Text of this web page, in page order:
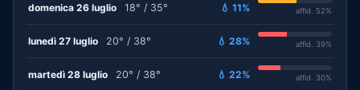
domenica 26 luglio 18° / 35° 💧 11% affid. 52%
lunedì 27 luglio 20° / 38° 💧 28% affid. 39%
martedì 28 luglio 20° / 38° 💧 22% affid. 30%